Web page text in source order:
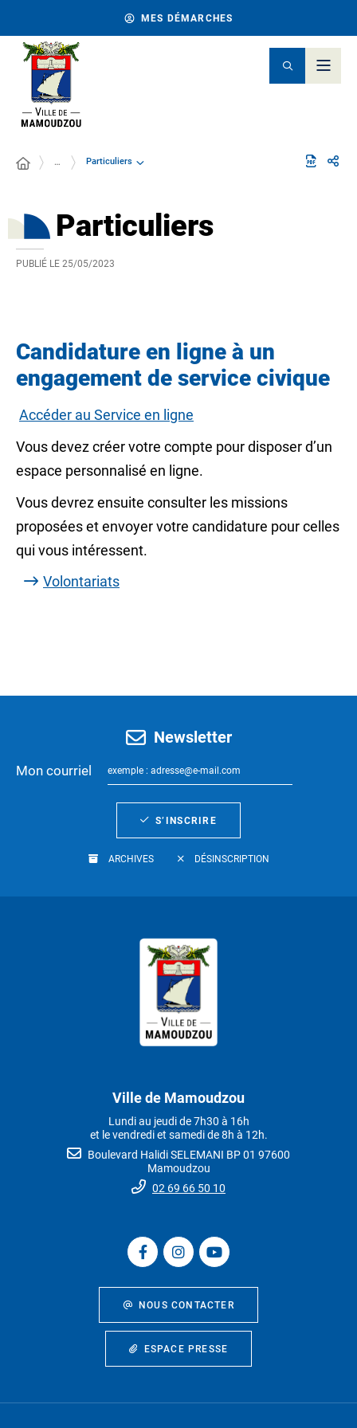
MES DÉMARCHES
… Particuliers
Particuliers
PUBLIÉ LE 25/05/2023
Candidature en ligne à un
engagement de service civique
Accéder au Service en ligne
Vous devez créer votre compte pour disposer d’un
espace personnalisé en ligne.
Vous devrez ensuite consulter les missions
proposées et envoyer votre candidature pour celles
qui vous intéressent.
Volontariats
Newsletter
Mon courriel
S’INSCRIRE
ARCHIVES DÉSINSCRIPTION
Ville de Mamoudzou
Lundi au jeudi de 7h30 à 16h
et le vendredi et samedi de 8h à 12h.
Boulevard Halidi SELEMANI BP 01 97600
Mamoudzou
02 69 66 50 10
NOUS CONTACTER
ESPACE PRESSE